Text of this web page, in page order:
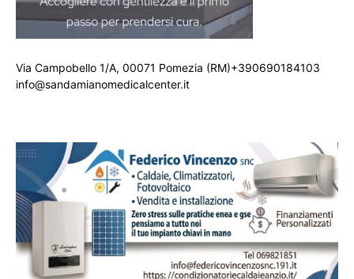
Via Campobello 1/A, 00071 Pomezia (RM)+390690184103
info@sandamianomedicalcenter.it